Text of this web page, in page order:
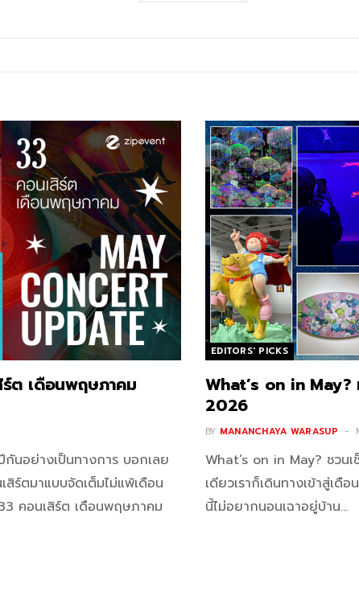
ต เดือนพฤษภาคม
นอย่างเป็นทางการ บอกเลย
ร์ตมาแบบจัดเต็มไม่แพ้เดือน
คอนเสิร์ต เดือนพฤษภาคม
EDITORS' PICKS
What’s on in
2026
BY MANANCHAYA WARASUP
What’s on in May? ชวน
เดียวเราก็เดินทางเข้าสู่เ
นี้ไม่อยากนอนเฉาอยู่บ้าน…